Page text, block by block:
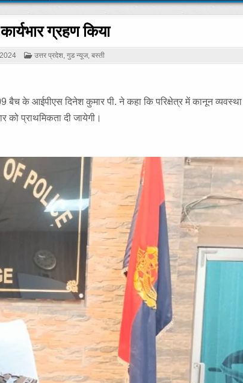
ग्रहण किया
POSTED
IN
उत्तर प्रदेश, गुड न्यूज, बस्ती
बैच के आईपीएस दिनेश कुमार पी. ने कहा कि परिक्षेत्र में कानून
को प्राथमिकता दी जायेगी।